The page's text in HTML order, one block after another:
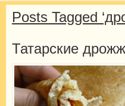
Posts Tagged
Татарские